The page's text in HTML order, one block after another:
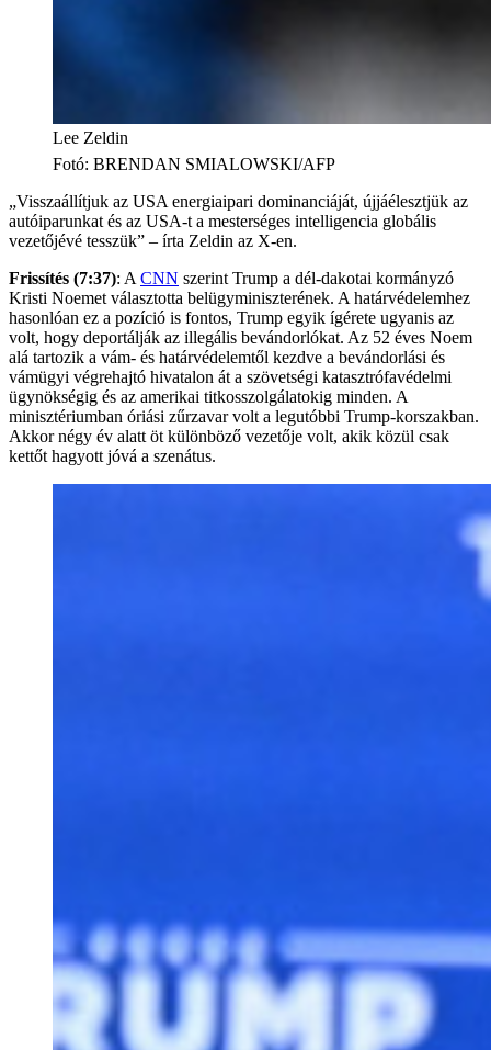
Lee Zeldin
Fotó: BRENDAN SMIALOWSKI/AFP
„Visszaállítjuk az USA energiaipari dominanciáját, újjáélesztjük az
autóiparunkat és az USA-t a mesterséges intelligencia globális
vezetőjévé tesszük” – írta Zeldin az X-en.
Frissítés (7:37): A CNN szerint Trump a dél-dakotai kormányzó
Kristi Noemet választotta belügyminiszterének. A határvédelemhez
hasonlóan ez a pozíció is fontos, Trump egyik ígérete ugyanis az
volt, hogy deportálják az illegális bevándorlókat. Az 52 éves Noem
alá tartozik a vám- és határvédelemtől kezdve a bevándorlási és
vámügyi végrehajtó hivatalon át a szövetségi katasztrófavédelmi
ügynökségig és az amerikai titkosszolgálatokig minden. A
minisztériumban óriási zűrzavar volt a legutóbbi Trump-korszakban.
Akkor négy év alatt öt különböző vezetője volt, akik közül csak
kettőt hagyott jóvá a szenátus.